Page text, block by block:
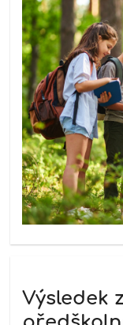
Výsledek